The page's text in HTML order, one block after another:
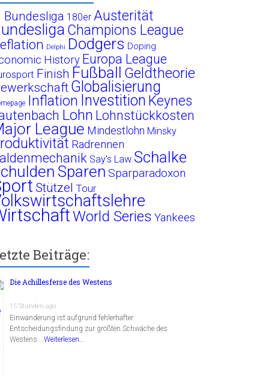
Bundesliga 180er Austerität
Champions League
Delphi Dodgers Doping
History Europa League
Finish Fußball Geldtheorie
Globalisierung
Inflation Investition Keynes
Lohn Lohnstückkosten
League Mindestlohn Minsky
Radrennen
Say's Law Schalke
Sparen Sparparadoxon
Stützel Tour
World Series Yankees
Beiträge:
Die Achillesferse des Westens
15 Stunden ago
Einwanderung ist aufgrund fehlerhafter
Entscheidungsfindung zur größten Schwäche des
Westens …Weiterlesen...